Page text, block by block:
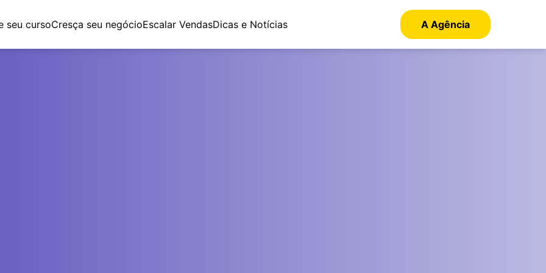
seu cursoCresça seu negócioEscalar VendasDicas e Notícias A Agência